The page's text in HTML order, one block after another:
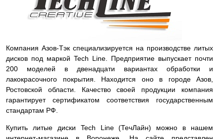
Компания Азов-Тэк специализируется на производстве литых
дисков под маркой Tech Line. Предприятие выпускает почти
200 моделей в двенадцати вариантах обработки и
лакокрасочного покрытия. Находится оно в городе Азов,
Ростовской области. Качество своей продукции компания
гарантирует сертификатом соответствия государственным
стандартам РФ.
Купить литые диски Tech Line (ТечЛайн) можно в нашем